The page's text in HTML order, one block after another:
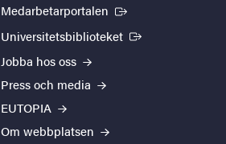
Medarbetarportalen (Extern länk)
Universitetsbiblioteket (Extern länk)
Jobba hos oss
Press och media
EUTOPIA
Om webbplatsen